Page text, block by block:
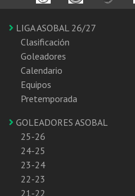
LIGA ASOBAL 26/27
Clasificación
Goleadores
Calendario
Equipos
Pretemporada
GOLEADORES ASOBAL
25-26
24-25
23-24
22-23
21-22